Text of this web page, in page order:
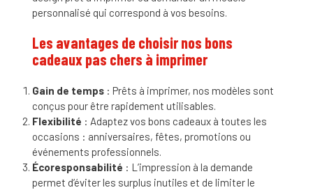
personnalisé qui correspond à vos besoins.
Les avantages de choisir nos bons
cadeaux pas chers à imprimer
Gain de temps: Prêts à imprimer, nos modèles sont
conçus pour être rapidement utilisables.
Flexibilité : Adaptez vos bons cadeaux à toutes les
occasions : anniversaires, fêtes, promotions ou
événements professionnels.
Écoresponsabilité : L’impression à la demande
permet d’éviter les surplus inutiles et de limiter le